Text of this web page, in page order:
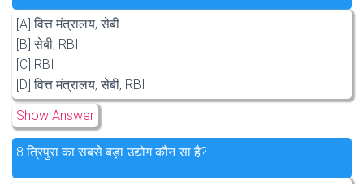
[A] वित्त मंत्रालय, सेबी
[B] सेबी, RBI
[C] RBI
[D] वित्त मंत्रालय, सेबी, RBI
Show Answer
8.त्रिपुरा का सबसे बड़ा उद्योग कौन सा है?